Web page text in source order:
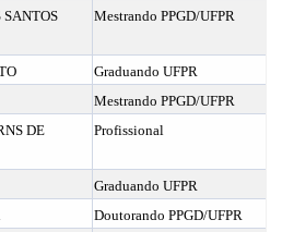
Mestrando PPGD/UFPR
Graduando UFPR
Mestrando PPGD/UFPR
DE
Profissional
Graduando UFPR
Doutorando PPGD/UFPR